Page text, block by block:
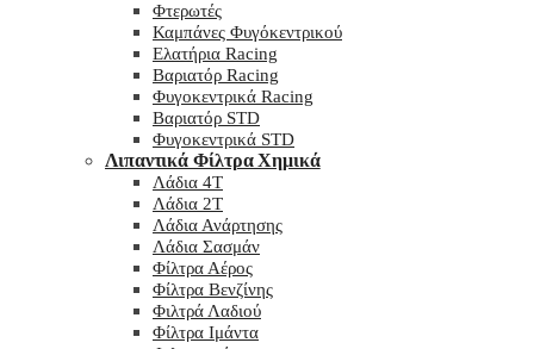
Φτερωτές
Καμπάνες Φυγόκεντρικού
Ελατήρια Racing
Βαριατόρ Racing
Φυγοκεντρικά Racing
Βαριατόρ STD
Φυγοκεντρικά STD
Λιπαντικά Φίλτρα Χημικά
Λάδια 4T
Λάδια 2T
Λάδια Ανάρτησης
Λάδια Σασμάν
Φίλτρα Αέρος
Φίλτρα Βενζίνης
Φιλτρά Λαδιού
Φίλτρα Ιμάντα